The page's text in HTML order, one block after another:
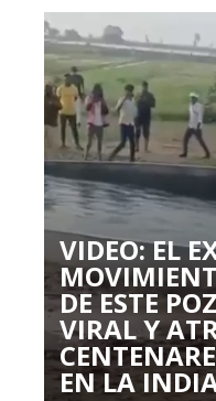
VIDEO: EL
DE ESTE
VIRAL Y
EN LA